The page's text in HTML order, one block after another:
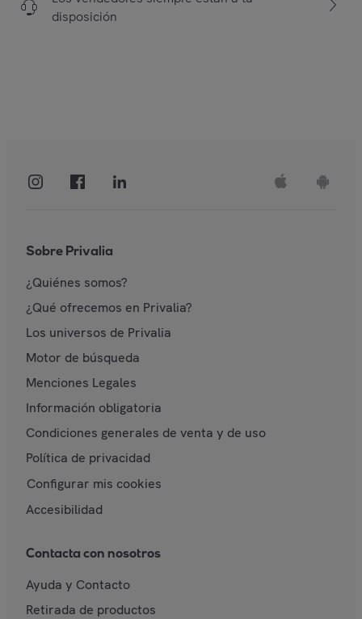
disposición
Sobre Privalia
¿Quiénes somos?
¿Qué ofrecemos en Privalia?
Los universos de Privalia
Motor de búsqueda
Menciones Legales
Información obligatoria
Condiciones generales de venta y de uso
Política de privacidad
Configurar mis cookies
Accesibilidad
Contacta con nosotros
Ayuda y Contacto
Retirada de productos